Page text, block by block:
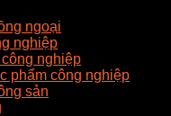
ngoại
nghiệp
nghiệp
phẩm công nghiệp
sản